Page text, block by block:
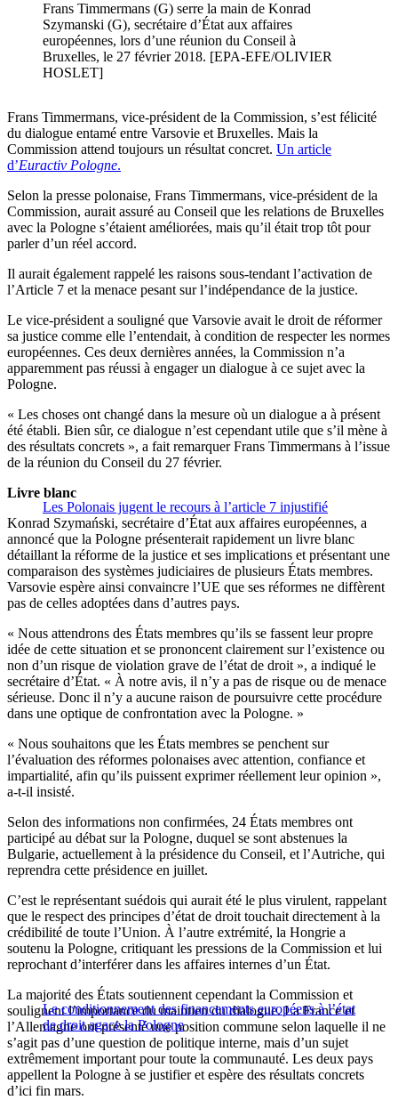
Frans Timmermans (G) serre la main de Konrad
Szymanski (G), secrétaire d’État aux affaires
européennes, lors d’une réunion du Conseil à
Bruxelles, le 27 février 2018. [EPA-EFE/OLIVIER
HOSLET]
Frans Timmermans, vice-président de la Commission, s’est félicité
du dialogue entamé entre Varsovie et Bruxelles. Mais la
Commission attend toujours un résultat concret. Un article
d’Euractiv Pologne.
Selon la presse polonaise, Frans Timmermans, vice-président de la
Commission, aurait assuré au Conseil que les relations de Bruxelles
avec la Pologne s’étaient améliorées, mais qu’il était trop tôt pour
parler d’un réel accord.
Il aurait également rappelé les raisons sous-tendant l’activation de
l’Article 7 et la menace pesant sur l’indépendance de la justice.
Le vice-président a souligné que Varsovie avait le droit de réformer
sa justice comme elle l’entendait, à condition de respecter les normes
européennes. Ces deux dernières années, la Commission n’a
apparemment pas réussi à engager un dialogue à ce sujet avec la
Pologne.
« Les choses ont changé dans la mesure où un dialogue a à présent
été établi. Bien sûr, ce dialogue n’est cependant utile que s’il mène à
des résultats concrets », a fait remarquer Frans Timmermans à l’issue
de la réunion du Conseil du 27 février.
Les Polonais jugent le recours à l’article 7 injustifié
Livre blanc
Konrad Szymański, secrétaire d’État aux affaires européennes, a
annoncé que la Pologne présenterait rapidement un livre blanc
détaillant la réforme de la justice et ses implications et présentant une
comparaison des systèmes judiciaires de plusieurs États membres.
Varsovie espère ainsi convaincre l’UE que ses réformes ne diffèrent
pas de celles adoptées dans d’autres pays.
« Nous attendrons des États membres qu’ils se fassent leur propre
idée de cette situation et se prononcent clairement sur l’existence ou
non d’un risque de violation grave de l’état de droit », a indiqué le
secrétaire d’État. « À notre avis, il n’y a pas de risque ou de menace
sérieuse. Donc il n’y a aucune raison de poursuivre cette procédure
dans une optique de confrontation avec la Pologne. »
« Nous souhaitons que les États membres se penchent sur
l’évaluation des réformes polonaises avec attention, confiance et
impartialité, afin qu’ils puissent exprimer réellement leur opinion »,
a-t-il insisté.
Selon des informations non confirmées, 24 États membres ont
participé au débat sur la Pologne, duquel se sont abstenues la
Bulgarie, actuellement à la présidence du Conseil, et l’Autriche, qui
reprendra cette présidence en juillet.
C’est le représentant suédois qui aurait été le plus virulent, rappelant
que le respect des principes d’état de droit touchait directement à la
crédibilité de toute l’Union. À l’autre extrémité, la Hongrie a
soutenu la Pologne, critiquant les pressions de la Commission et lui
reprochant d’interférer dans les affaires internes d’un État.
Le conditionnement des financements européens à l’état
de droit agace la Pologne
La majorité des États soutiennent cependant la Commission et
soulignent l’importance du maintien du dialogue. La France et
l’Allemagne ont présenté une position commune selon laquelle il ne
s’agit pas d’une question de politique interne, mais d’un sujet
extrêmement important pour toute la communauté. Les deux pays
appellent la Pologne à se justifier et espère des résultats concrets
d’ici fin mars.